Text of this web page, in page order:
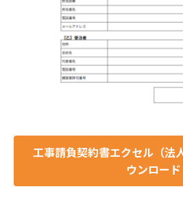
工事請負契約書エクセル（法
ウンロード